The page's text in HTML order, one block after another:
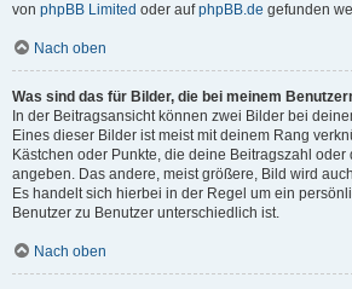
von phpBB Limited oder aufphpBB.de gefunden
Nach oben
Was sind das für Bilder, die bei meinem
In der Beitragsansicht können zwei Bilder bei
Eines dieser Bilder ist meist mit deinem Rang
Kästchen oder Punkte, die deine Beitragszahl oder
angeben. Das andere, meist größere, Bild wird
Es handelt sich hierbei in der Regel um ein
Benutzer zu Benutzer unterschiedlich ist.
Nach oben